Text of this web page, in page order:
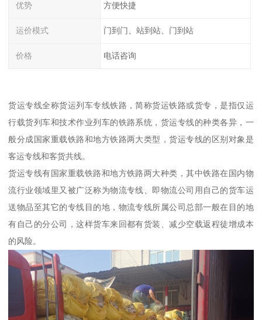
优势 方便快捷
运价模式 门到门、站到站、门到站
价格 电话咨询
货运专线全称货运列车专线铁路，简称货运铁路或货专，是指仅运
行载货列车和技术作业列车的铁路系统，货运专线的种类各异，一
般分成国家重载铁路和地方铁路两大类型，货运专线的区别对象是
客运专线和客货共线。
货运专线有国家重载铁路和地方铁路两大种类，其中铁路在国内物
流行业领域里又被广泛称为物流专线、即物流公司用自己的货车运
送物品至其它的专线目的地，物流专线所属公司总部一般在目的地
有自己的分公司，这样货车来回都有货装、减少空载返程徒增成本
的风险。